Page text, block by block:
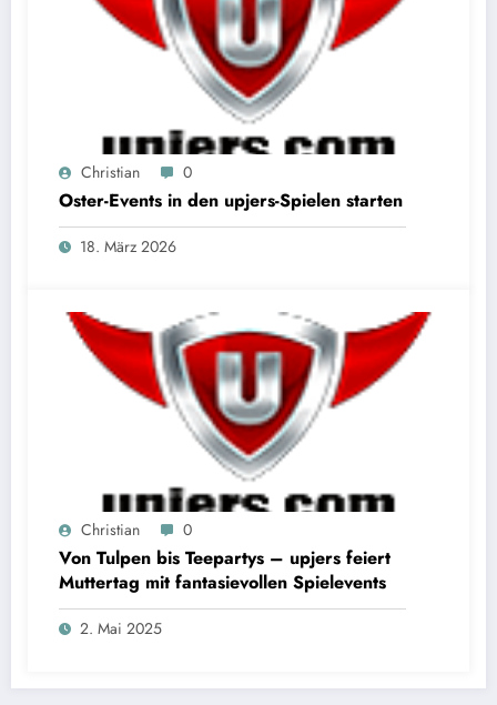
Christian 0
Oster-Events in den upjers-Spielen starten
18. März 2026
Christian 0
Von Tulpen bis Teepartys – upjers feiert
Muttertag mit fantasievollen Spielevents
2. Mai 2025